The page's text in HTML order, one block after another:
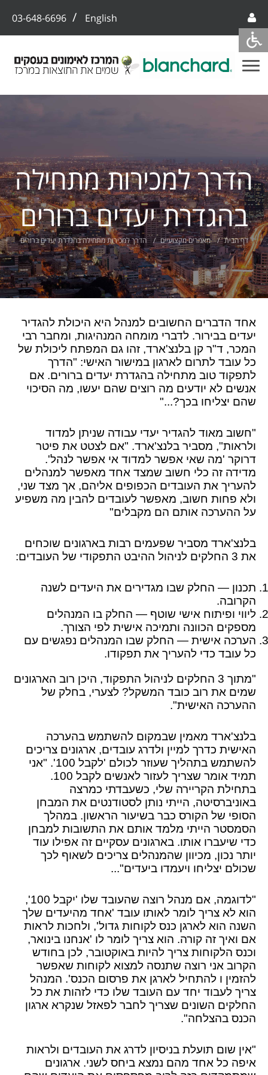
03-648-6696 / English
הדרך למכירות מתחילה
בהגדרת יעדים ברורים
דף הבית מאמרים מקצועיים הדרך למכירות מתחילה בהגדרת יעדים ברורים
אחד הדברים החשובים למנהל היא היכולת להגדיר
יעדים בבירור. לדברי מומחה המנהיגות, ומחבר רבי
המכר, ד"ר קן בלנצ'ארד, זהו גם המפתח ליכולת של
כל עובד לתרום לארגון במישור האישי: "הדרך
לתפקוד טוב מתחילה בהגדרת יעדים ברורים. אם
אנשים לא יודעים מה רוצים שהם יעשו, מה הסיכוי
שהם יצליחו בכך?..."
"חשוב מאוד להגדיר יעדי עבודה שניתן למדוד
ולראות", מסביר בלנצ'ארד. "אם לצטט את פיטר
דרוקר 'מה שאי אפשר למדוד אי אפשר לנהל'.
מדידה זה כלי חשוב שמצד אחד מאפשר למנהלים
להעריך את העובדים הכפופים אליהם, אך מצד שני,
ולא פחות חשוב, מאפשר לעובדים להבין מה משפיע
על ההערכה אותם הם מקבלים"
בלנצ'ארד מסביר שפעמים רבות בארגונים שוכחים
את 3 החלקים לניהול ההיבט התפקודי של העובדים:
תכנון — החלק שבו מגדירים את היעדים לשנה
הקרובה.
ליווי ופיתוח אישי שוטף — החלק בו המנהלים
מספקים הכוונה ותמיכה אישית לפי הצורך.
הערכה אישית — החלק שבו המנהלים נפגשים עם
כל עובד כדי להעריך את תפקודו.
"מתוך 3 החלקים לניהול התפקוד, היכן רוב הארגונים
שמים את רוב כובד המשקל? לצערי, בחלק של
ההערכה האישית".
בלנצ'ארד מאמין שבמקום להשתמש בהערכה
האישית כדרך למיין ולדרג עובדים, ארגונים צריכים
להשתמש בתהליך שעוזר לכולם 'לקבל 100'. "אני
תמיד אומר שצריך לעזור לאנשים לקבל 100.
בתחילת הקריירה שלי, כשעבדתי כמרצה
באוניברסיטה, הייתי נותן לסטודנטים את המבחן
הסופי של הקורס כבר בשיעור הראשון. במהלך
הסמסטר הייתי מלמד אותם את התשובות למבחן
כדי שיעברו אותו. בארגונים עסקיים זה אפילו עוד
יותר נכון, מכיוון שהמנהלים צריכים לשאוף לכך
שכולם יצליחו ויעמדו ביעדים"...
"לדוגמה, אם מנהל רוצה שהעובד שלו 'יקבל 100',
הוא לא צריך לומר לאותו עובד 'אחד מהיעדים שלך
השנה הוא לארגן כנס לקוחות גדול', ולחכות לראות
אם ואיך זה קורה. הוא צריך לומר לו 'אנחנו בינואר,
וכנס הלקוחות צריך להיות באוקטובר, לכן בחודש
הקרוב אני רוצה שתנסה למצוא לקוחות שאפשר
להזמין ו להתחיל לארגן את פרסום הכנס'. המנהל
צריך לעבוד יחד עם העובד שלו כדי לזהות את כל
החלקים השונים שצריך לחבר לפאזל שנקרא ארגון
הכנס בהצלחה".
"אין שום תועלת בניסיון לדרג את העובדים ולראות
איפה כל אחד מהם נמצא ביחס לשני. ארגונים